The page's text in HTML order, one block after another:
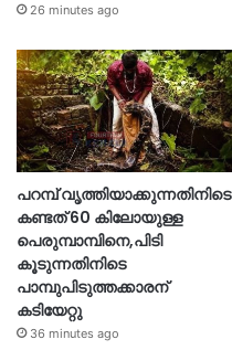
26 minutes ago
പറമ്പ് വൃത്തിയാക്കുന്നതിനിടെ
കണ്ടത് 60 കിലോയുള്ള
പെരുമ്പാമ്പിനെ,പിടി
കൂടുന്നതിനിടെ
പാമ്പുപിടുത്തക്കാരന്
കടിയേറ്റു
36 minutes ago